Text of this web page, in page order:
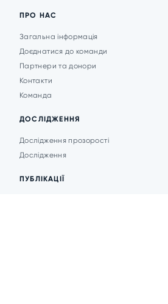
ПРО НАС
Загальна інформація
Доєднатися до команди
Партнери та донори
Контакти
Команда
ДОСЛІДЖЕННЯ
Дослідження прозорості
Дослідження
ПУБЛІКАЦІЇ